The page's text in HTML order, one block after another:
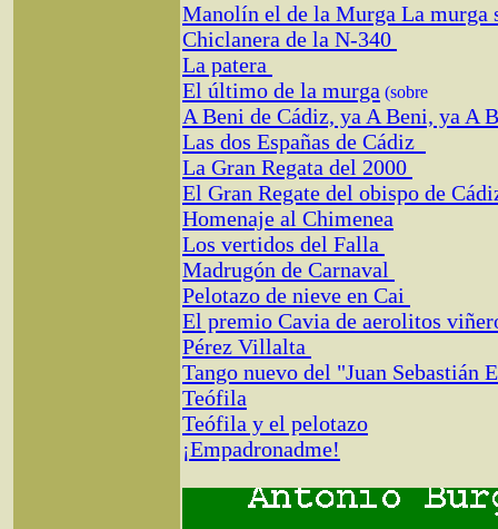
Manolín el de la Murga La murga
Chiclanera de la N-340
La patera
El último de la murga (sobre
A Beni de Cádiz, ya A Beni, ya A
Las dos Españas de Cádiz
La Gran Regata del 2000
El Gran Regate del obispo de
Homenaje al Chimenea
Los vertidos del Falla
Madrugón de Carnaval
Pelotazo de nieve en Cai
El premio Cavia de aerolitos
Pérez Villalta
Tango nuevo del "Juan Sebastián
Teófila
Teófila y el pelotazo
¡Empadronadme!